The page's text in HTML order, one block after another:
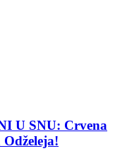
U SNU: Crvena
Odželeja!